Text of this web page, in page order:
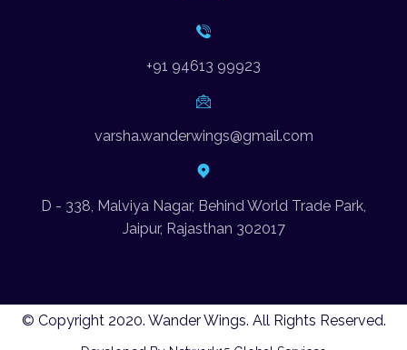
+91 94613 99923
varsha.wanderwings@gmail.com
D - 338, Malviya Nagar, Behind World Trade Park,
Jaipur, Rajasthan 302017
© Copyright 2020. Wander Wings. All Rights Reserved.